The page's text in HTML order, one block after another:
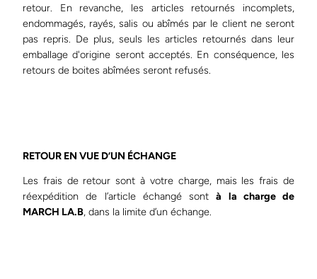
retour. En revanche, les articles retournés incomplets,
endommagés, rayés, salis ou abîmés par le client ne seront
pas repris. De plus, seuls les articles retournés dans leur
emballage d'origine seront acceptés. En conséquence, les
retours de boites abîmées seront refusés.
RETOUR EN VUE D’UN ÉCHANGE
Les frais de retour sont à votre charge, mais les frais de
réexpédition de l’article échangé sontà la charge de
MARCH LA.B, dans la limite d’un échange.